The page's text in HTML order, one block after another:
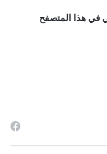
في هذا المتصفح